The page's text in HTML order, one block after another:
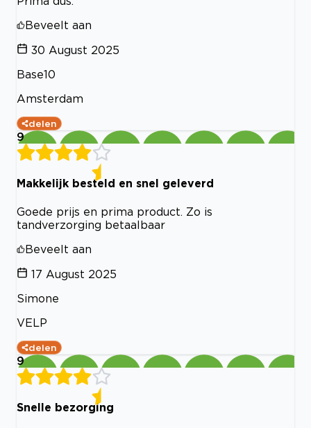
Beveelt aan
30 August 2025
Base10
Amsterdam
delen
9
Makkelijk besteld en snel geleverd
Goede prijs en prima product. Zo is
tandverzorging betaalbaar
Beveelt aan
17 August 2025
Simone
VELP
delen
9
Snelle bezorging